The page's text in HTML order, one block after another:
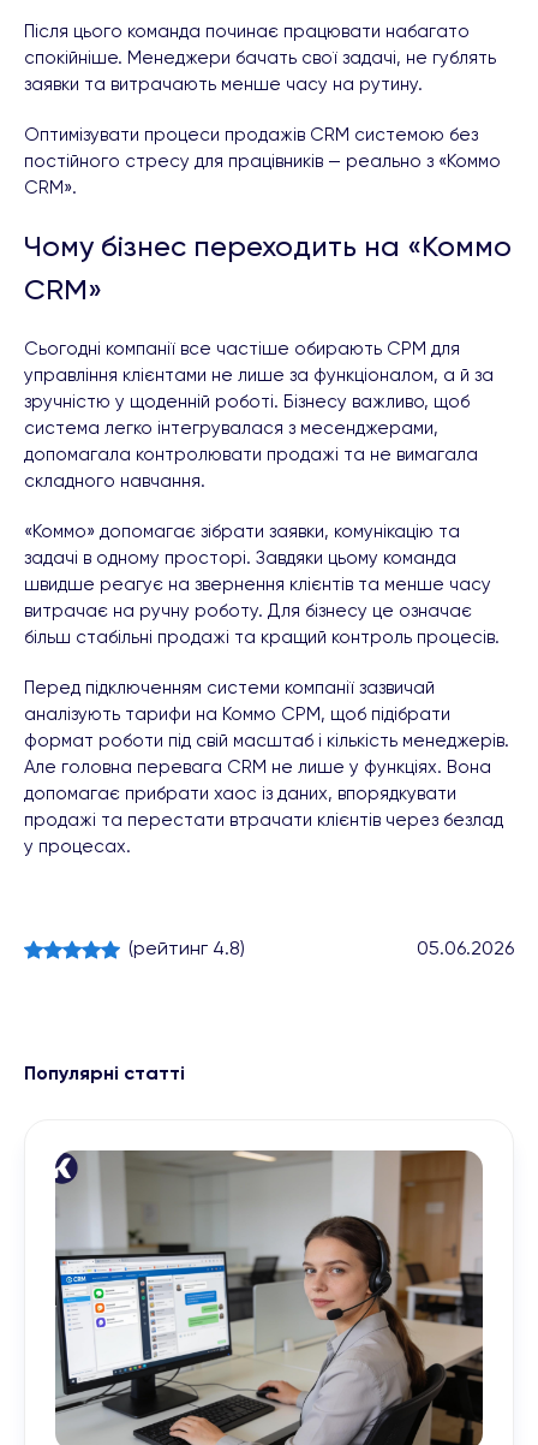
Після цього команда починає працювати набагато
спокійніше. Менеджери бачать свої задачі, не гублять
заявки та витрачають менше часу на рутину.
Оптимізувати процеси продажів CRM системою без
постійного стресу для працівників — реально з «Коммо
CRM».
Чому бізнес переходить на «Коммо
CRM»
Сьогодні компанії все частіше обирають СРМ для
управління клієнтами не лише за функціоналом, а й за
зручністю у щоденній роботі. Бізнесу важливо, щоб
система легко інтегрувалася з месенджерами,
допомагала контролювати продажі та не вимагала
складного навчання.
«Коммо» допомагає зібрати заявки, комунікацію та
задачі в одному просторі. Завдяки цьому команда
швидше реагує на звернення клієнтів та менше часу
витрачає на ручну роботу. Для бізнесу це означає
більш стабільні продажі та кращий контроль процесів.
Перед підключенням системи компанії зазвичай
аналізують тарифи на Коммо СРМ, щоб підібрати
формат роботи під свій масштаб і кількість менеджерів.
Але головна перевага CRM не лише у функціях. Вона
допомагає прибрати хаос із даних, впорядкувати
продажі та перестати втрачати клієнтів через безлад
у процесах.
(рейтинг 4.8) 05.06.2026
Популярні статті